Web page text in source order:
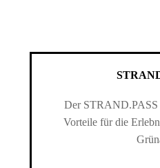
Der STRAND.PASS
Vorteile für die